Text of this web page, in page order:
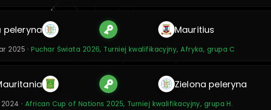
peleryna Mauritius
2025 ·Puchar Świata 2026, Turniej kwalifikacyjny, Afryka, grupa C
Zielona peleryna
· African Cup of Nations 2025, Turniej kwalifikacyjny, grupa H.